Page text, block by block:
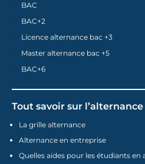
BAC
BAC+2
Licence alternance bac +3
Master alternance bac +5
BAC+6
Tout savoir sur l’alternance
La grille alternance
Alternance en entreprise
Quelles aides pour les étudiants en